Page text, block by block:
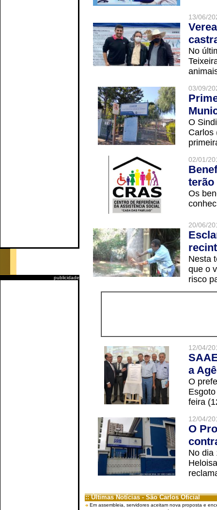
publicidade
13/06/
No
03/09/
O
Carlos
02/01/
terão
Os
20/06/
Nesta
que o
risco
12/04/
a
O
feira
12/04/
O
No dia
:: Últimas Notícias - São Carlos Oficial
Em assembleia, servidores aceitam nova proposta e